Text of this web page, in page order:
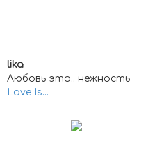
lika
Любовь это.. нежность
Love Is...